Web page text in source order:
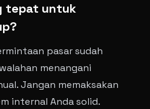
tepat untuk
pasar sudah
menangani
Jangan memaksakan
internal Anda solid.